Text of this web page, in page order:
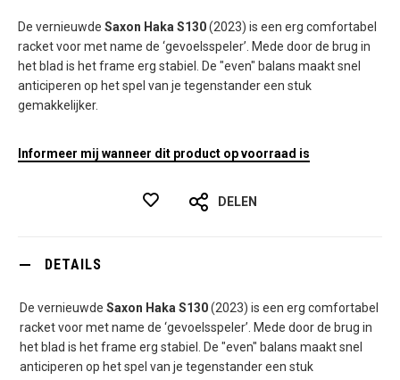
De vernieuwde Saxon Haka S130(2023) is een erg comfortabel
racket voor met name de ‘gevoelsspeler’. Mede door de brug in
het blad is het frame erg stabiel. De "even" balans maakt snel
anticiperen op het spel van je tegenstander een stuk
gemakkelijker.
Informeer mij wanneer dit product op voorraad is
DELEN
DETAILS
De vernieuwde Saxon Haka S130(2023) is een erg comfortabel
racket voor met name de ‘gevoelsspeler’. Mede door de brug in
het blad is het frame erg stabiel. De "even" balans maakt snel
anticiperen op het spel van je tegenstander een stuk